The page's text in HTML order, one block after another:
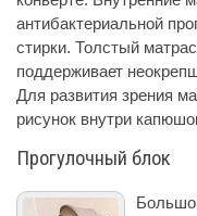
антибактериальной
стирки. Толстый
поддерживает
Для развития зрения
рисунок внутри
Прогулочный блок